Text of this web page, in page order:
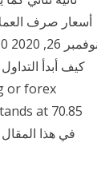
أسعار صرف
كيف أبدأ
at 70.85